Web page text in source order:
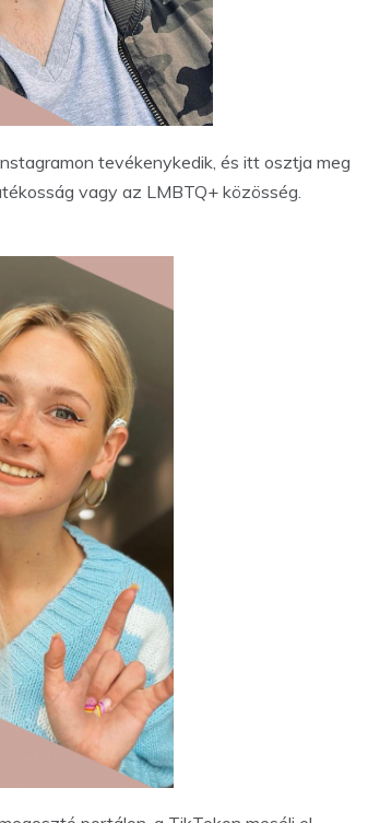
tevékenykedik, és itt osztja meg
vagy az LMBTQ+ közösség.